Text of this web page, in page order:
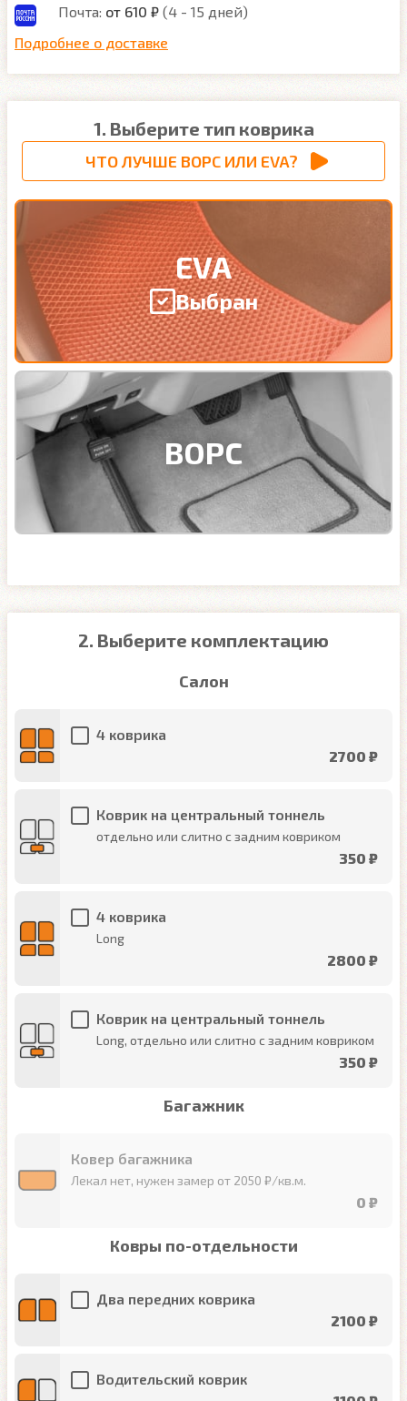
Почта: от 610 ₽ (4 - 15 дней)
Подробнее о доставке
1. Выберите тип коврика
ЧТО ЛУЧШЕ ВОРС ИЛИ EVA?
EVA
Выбран
ВОРС
2. Выберите комплектацию
Салон
4 коврика
2700 ₽
Коврик на центральный тоннель
отдельно или слитно с задним ковриком
350 ₽
4 коврика
Long
2800 ₽
Коврик на центральный тоннель
Long, отдельно или слитно с задним ковриком
350 ₽
Багажник
Ковер багажника
Лекал нет, нужен замер от 2050 ₽/кв.м.
0 ₽
Ковры по-отдельности
Два передних коврика
2100 ₽
Водительский коврик